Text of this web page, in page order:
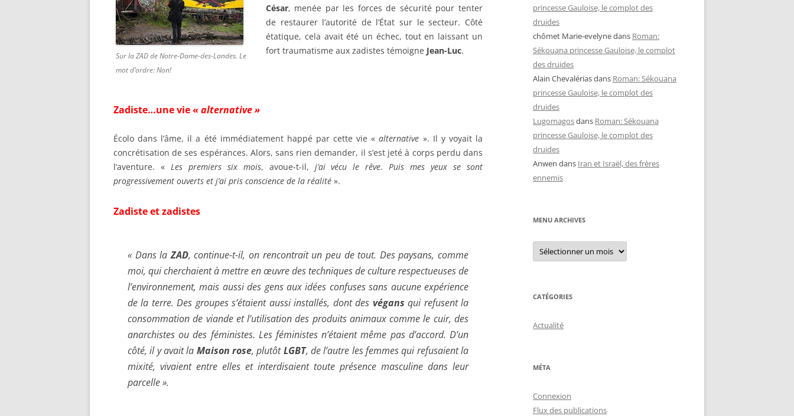
Sur la ZAD de Notre-Dame-des-Landes. Le
mot d’ordre: Non!
César, menée par les forces de sécurité pour tenter
de restaurer l’autorité de l’État sur le secteur. Côté
étatique, cela avait été un échec, tout en laissant un
fort traumatisme aux zadistes témoigne Jean-Luc.
Zadiste…une vie « alternative »
Écolo dans l’âme, il a été immédiatement happé par cette vie «alternative ». Il y voyait la
concrétisation de ses espérances. Alors, sans rien demander, il s’est jeté à corps perdu dans
l’aventure. « Les premiers six mois, avoue-t-il, j’ai vécu le rêve. Puis mes yeux se sont
progressivement ouverts et j’ai pris conscience de la réalité ».
Zadiste et zadistes
« Dans laZAD, continue-t-il, on rencontrait un peu de tout. Des paysans,comme
moi, qui cherchaient à mettre en œuvre des techniques de culture respectueuses de
l’environnement, mais aussi des gens aux idées confuses sans aucune expérience
de la terre. Des groupes s’étaient aussi installés, dont des végans qui refusent la
consommation de viande et l’utilisation des produits animaux comme le cuir, des
anarchistes ou des féministes. Les féministes n’étaient même pas d’accord. D’un
côté, il y avait la Maison rose, plutôtLGBT, de l’autre les femmes qui refusaient la
mixité, vivaient entre elles et interdisaient toute présence masculine dans leur
parcelle».
princesse Gauloise, le complot des
druides
chômet Marie-evelynedans Roman:
Sékouana princesse Gauloise, le complot
des druides
Alain Chevalériasdans Roman: Sékouana
princesse Gauloise, le complot des
druides
Lugomagosdans Roman: Sékouana
princesse Gauloise, le complot des
druides
Anwen dans Iran et Israël, des frères
ennemis
MENU ARCHIVES
Menu
archives
CATÉGORIES
Actualité
MÉTA
Connexion
Flux des publications